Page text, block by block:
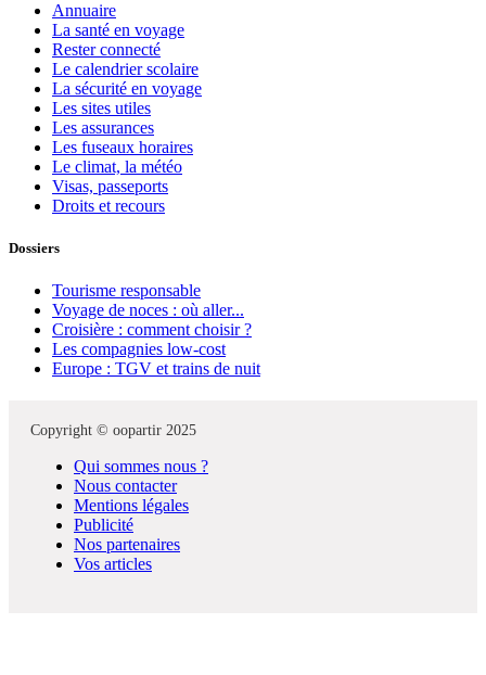
Annuaire
La santé en voyage
Rester connecté
Le calendrier scolaire
La sécurité en voyage
Les sites utiles
Les assurances
Les fuseaux horaires
Le climat, la météo
Visas, passeports
Droits et recours
Dossiers
Tourisme responsable
Voyage de noces : où aller...
Croisière : comment choisir ?
Les compagnies low-cost
Europe : TGV et trains de nuit
Copyright © oopartir 2025
Qui sommes nous ?
Nous contacter
Mentions légales
Publicité
Nos partenaires
Vos articles